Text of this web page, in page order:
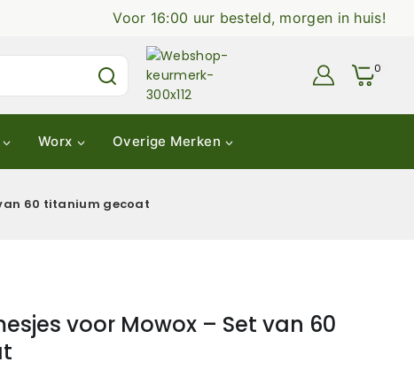
Voor 16:00 uur besteld, morgen in huis!
0
Worx Overige Merken
60 titanium gecoat
voor Mowox – Set van 60